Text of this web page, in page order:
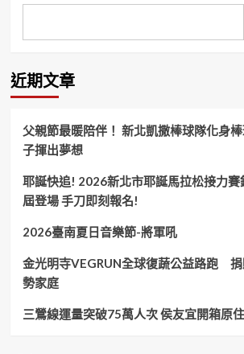
微
山
線
山
碧
擺
渡
＋
賞
螢」
浪
漫
近期文章
父親節最暖陪伴！ 新北凱撒棒球隊化身
子揮出夢想
耶誕快追! 2026新北市耶誕馬拉松接力
屆登場 手刀即刻報名!
2026臺南夏日音樂節-將軍吼
金光明寺VEGRUN全球復蔬公益路跑
勢家庭
三鶯線運量突破75萬人次 侯友宜開箱原